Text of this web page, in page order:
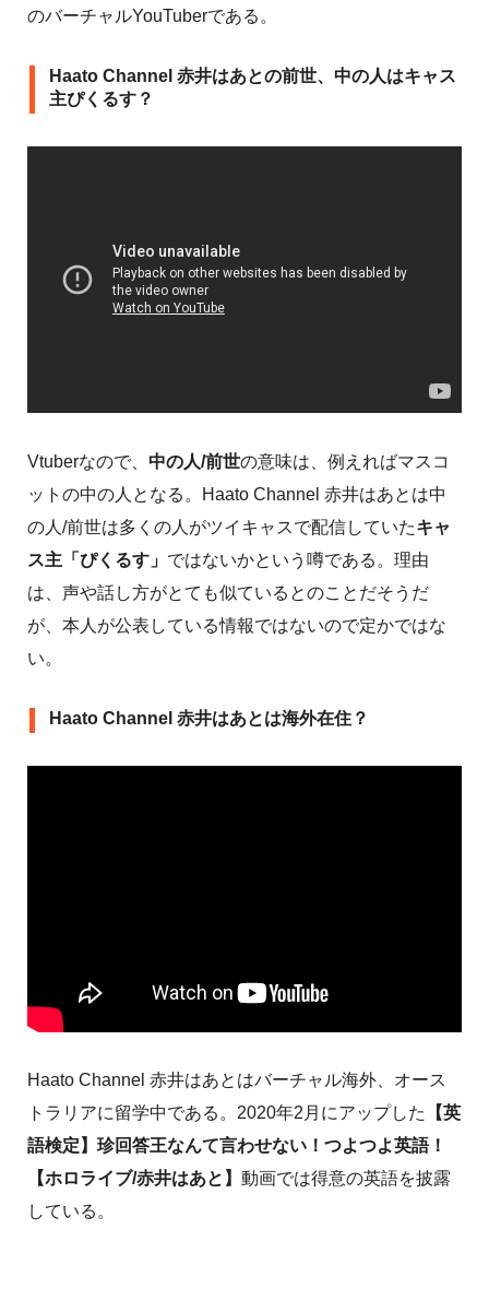
のバーチャルYouTuberである。
Haato Channel 赤井はあとの前世、中の人はキャス
主ぴくるす？
Vtuberなので、 中の人/前世の意味は、例えればマスコ
ットの中の人となる。Haato Channel 赤井はあとは中
の人/前世は多くの人がツイキャスで配信していたキャ
ス主「ぴくるす」 ではないかという噂である。理由
は、声や話し方がとても似ているとのことだそうだ
が、本人が公表している情報ではないので定かではな
い。
Haato Channel 赤井はあとは海外在住？
Haato Channel 赤井はあとはバーチャル海外、オース
トラリアに留学中である。2020年2月にアップした
【英
語検定】珍回答王なんて言わせない！つよつよ英語！
【ホロライブ/赤井はあと】 動画では得意の英語を披露
している。